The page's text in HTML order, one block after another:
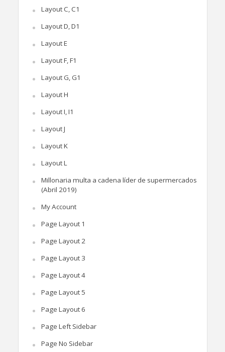
Layout C, C1
Layout D, D1
Layout E
Layout F, F1
Layout G, G1
Layout H
Layout I, I1
Layout J
Layout K
Layout L
Millonaria multa a cadena líder de supermercados
(Abril 2019)
My Account
Page Layout 1
Page Layout 2
Page Layout 3
Page Layout 4
Page Layout 5
Page Layout 6
Page Left Sidebar
Page No Sidebar